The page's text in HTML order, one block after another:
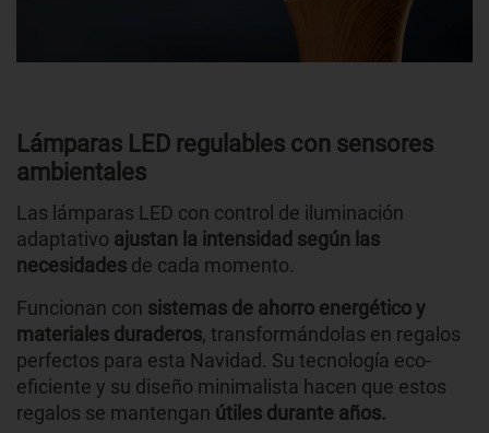
Lámparas LED regulables con sensores
ambientales
Las lámparas LED con control de iluminación
adaptativo ajustan la intensidad según las
necesidades de cada momento.
Funcionan con sistemas de ahorro energético y
materiales duraderos, transformándolas en regalos
perfectos para esta Navidad. Su tecnología eco-
eficiente y su diseño minimalista hacen que estos
regalos se mantengan útiles durante años.